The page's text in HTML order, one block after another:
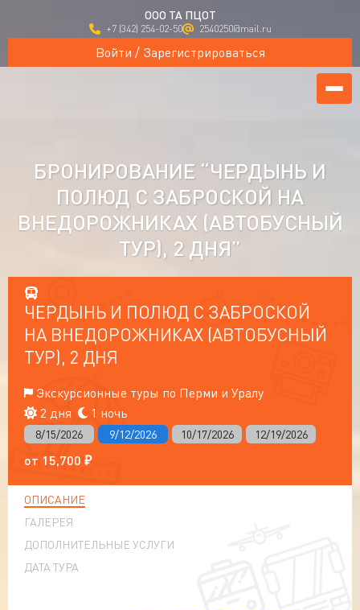
ООО ТА ПЦОТ
+7 (342) 254-02-50 2540250@mail.ru
Войти / Зарегистрироваться
БРОНИРОВАНИЕ “ЧЕРДЫНЬ И
ПОЛЮД С ЗАБРОСКОЙ НА
ВНЕДОРОЖНИКАХ (АВТОБУСНЫЙ
ТУР), 2 ДНЯ”
ЧЕРДЫНЬ И ПОЛЮД С ЗАБРОСКОЙ
НА ВНЕДОРОЖНИКАХ (АВТОБУСНЫЙ
ТУР), 2 ДНЯ
Экскурсионные туры по Перми и Уралу
2 дня
1 ночь
8/15/2026 9/12/2026 10/17/2026 12/19/2026
от 15,700 ₽
ОПИСАНИЕ
ГАЛЕРЕЯ
ДОПОЛНИТЕЛЬНЫЕ УСЛУГИ
ДАТА ТУРА